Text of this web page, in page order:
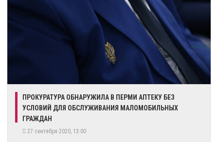
ПРОКУРАТУРА ОБНАРУЖИЛА В ПЕРМИ АПТЕКУ БЕЗ
УСЛОВИЙ ДЛЯ ОБСЛУЖИВАНИЯ МАЛОМОБИЛЬНЫХ
ГРАЖДАН
27 сентября 2020, 13:00